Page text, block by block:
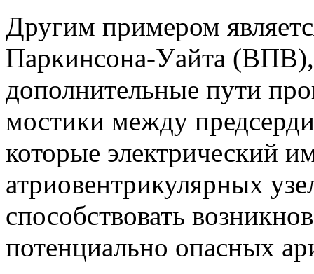
Другим примером
Паркинсона-Уайта (ВПВ),
дополнительные пути
мостики между
которые электрический
атриовентрикулярных
способствовать
потенциально опасных